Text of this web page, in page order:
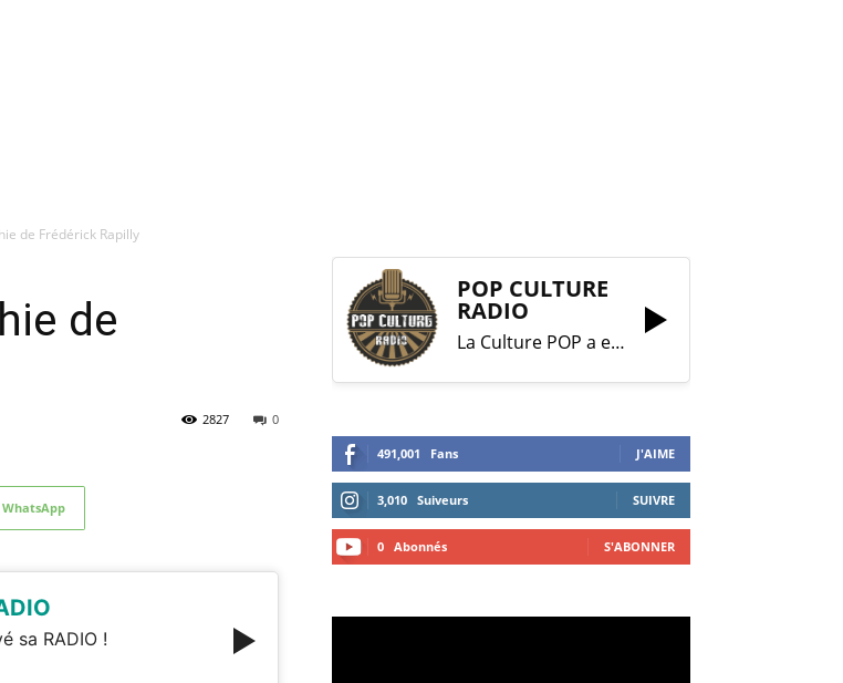
de Frédérick Rapilly
de
0
2827
WhatsApp
sa RADIO !
POP CULTURE
RADIO
La Culture POP a enfin trouvé sa RADIO !
491,001 Fans J'AIME
3,010 Suiveurs SUIVRE
0 Abonnés S'ABONNER